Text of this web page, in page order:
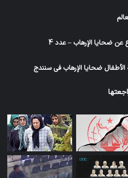
عن ضحايا الإرهاب – عدد 4
ضحايا الإرهاب في سنندج